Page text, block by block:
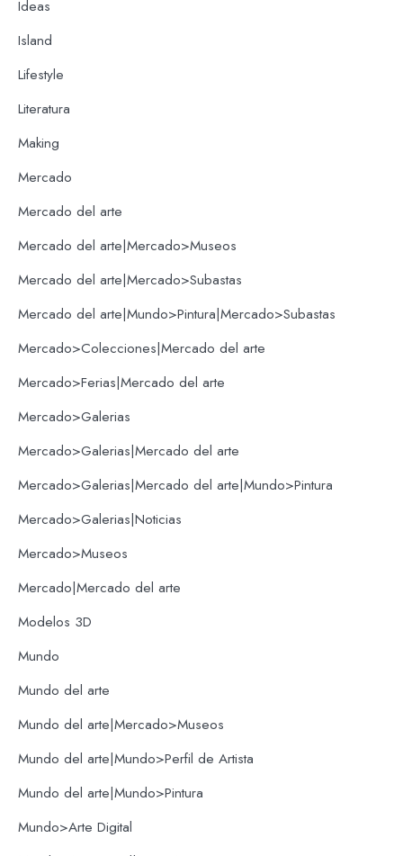
Ideas
Island
Lifestyle
Literatura
Making
Mercado
Mercado del arte
Mercado del arte|Mercado>Museos
Mercado del arte|Mercado>Subastas
Mercado del arte|Mundo>Pintura|Mercado>Subastas
Mercado>Colecciones|Mercado del arte
Mercado>Ferias|Mercado del arte
Mercado>Galerias
Mercado>Galerias|Mercado del arte
Mercado>Galerias|Mercado del arte|Mundo>Pintura
Mercado>Galerias|Noticias
Mercado>Museos
Mercado|Mercado del arte
Modelos 3D
Mundo
Mundo del arte
Mundo del arte|Mercado>Museos
Mundo del arte|Mundo>Perfil de Artista
Mundo del arte|Mundo>Pintura
Mundo>Arte Digital